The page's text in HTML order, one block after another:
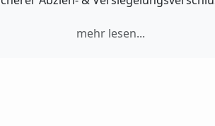
mehr lesen...